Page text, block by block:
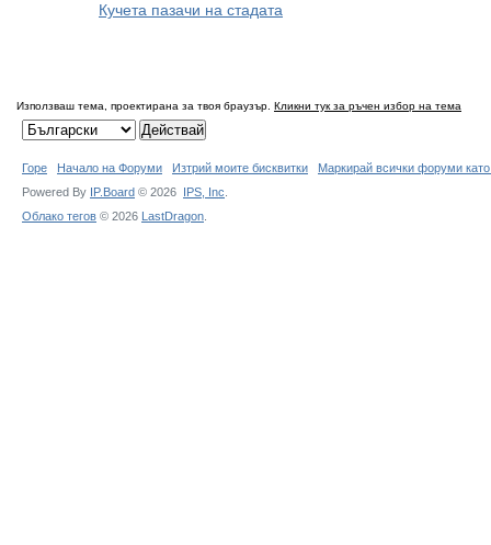
Кучета пазачи на стадата
Използваш тема, проектирана за твоя браузър. Кликни тук за ръчен избор на тема
Горе Начало на Форуми Изтрий моите бисквитки
Маркирай всички форуми
Powered By IP.Board © 2026 IPS, Inc
Облако тегов © 2026 LastDragon